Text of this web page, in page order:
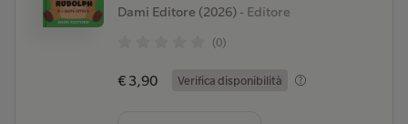
Dami Editore (2026)- Editore
(0)
€ 3,90 Verifica disponibilità